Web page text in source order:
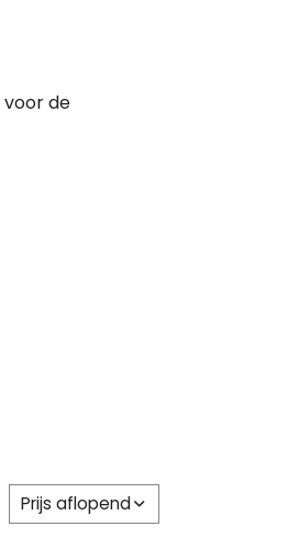
voor de
Prijs aflopend